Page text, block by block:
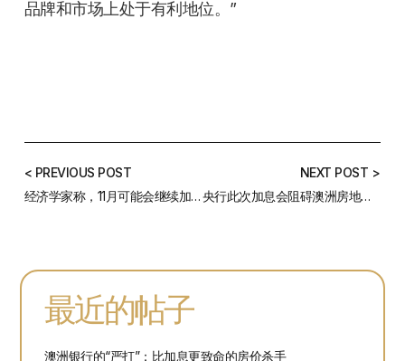
品牌和市场上处于有利地位。”
< PREVIOUS POST
经济学家称，11月可能会继续加息
NEXT POST >
央行此次加息会阻碍澳洲房地产市场的复苏吗?
最近的帖子
澳洲银行的“严打”：比加息更致命的房价杀手